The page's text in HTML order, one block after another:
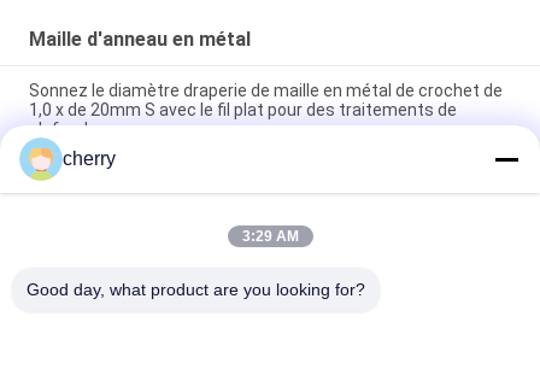
Maille d'anneau en métal
Sonnez le diamètre draperie de maille en métal de crochet de
1,0 x de 20mm S avec le fil plat pour des traitements de
plafond
Rideau en acier inoxydable de couleur dorée soudé pour la
décoration d'hôtel
Rideaux en acier inoxydable en chaîne de courrier métallique
cherry
3:29 AM
Good day, what product are you looking for?